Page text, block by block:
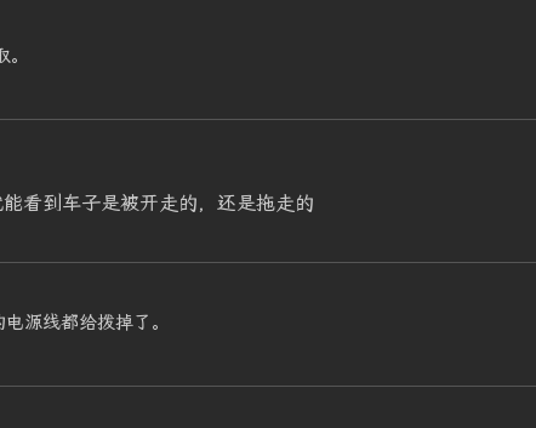
看到车子是被开走的，还是拖走的
源线都给拨掉了。